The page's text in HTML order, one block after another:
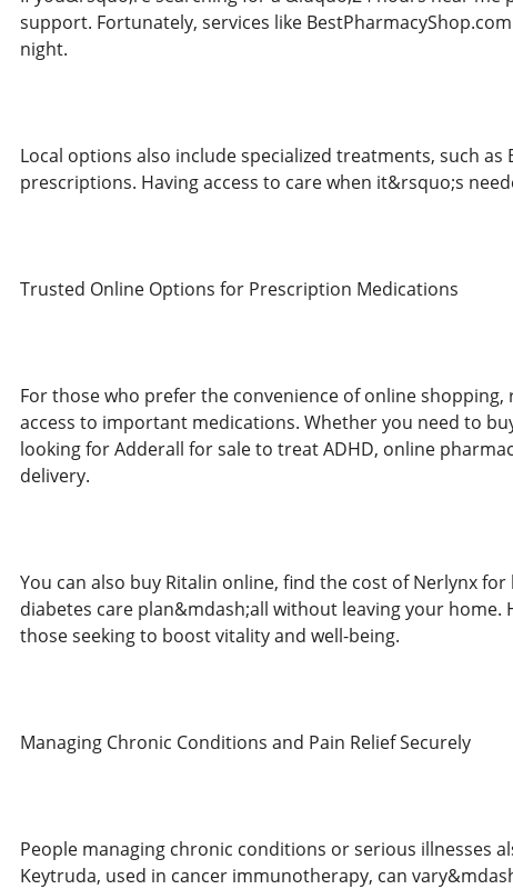
support. Fortunately, services like
night.
Local options also include specialized treatments, such
prescriptions. Having access to care when it&rsquo;s
Trusted Online Options for Prescription Medications
For those who prefer the convenience of online
access to important medications. Whether you need to
looking for Adderall for sale to treat ADHD, online
delivery.
You can also buy Ritalin online, find the cost of Nerlynx
diabetes care plan&mdash;all without leaving your home.
those seeking to boost vitality and well-being.
Managing Chronic Conditions and Pain Relief Securely
People managing chronic conditions or serious illnesses
Keytruda, used in cancer immunotherapy, can